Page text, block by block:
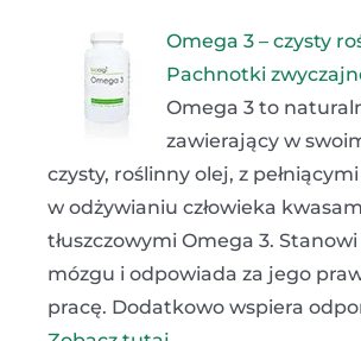
Omega 3 – czysty
Pachnotki
Omega 3 to
zawierający w
czysty, roślinny olej, z
w odżywianiu człowieka
tłuszczowymi Omega 3.
mózgu i odpowiada za jego
pracę. Dodatkowo wspiera